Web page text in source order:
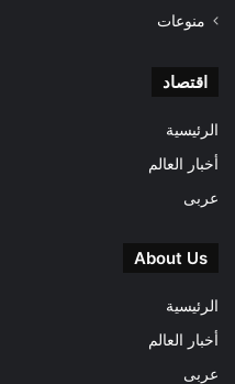
منوعات
اقتصاد
الرئيسية
أخبار العالم
عربى
About Us
الرئيسية
أخبار العالم
عربى